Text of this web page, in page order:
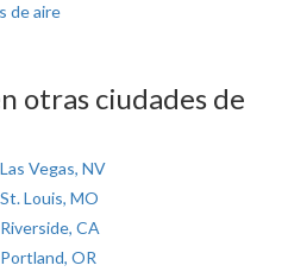
de aire
otras ciudades de
Vegas, NV
Louis, MO
CA
OR